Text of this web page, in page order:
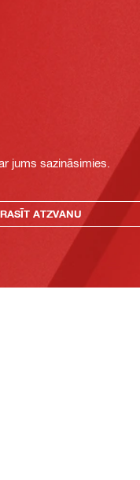
jums sazināsimies.
ATZVANU